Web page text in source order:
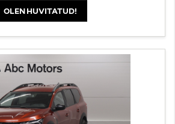
OLEN HUVITATUD!